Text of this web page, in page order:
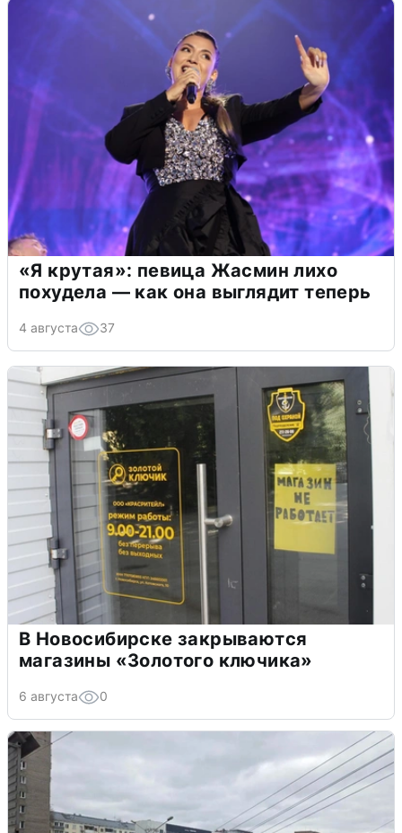
«Я крутая»: певица Жасмин лихо
похудела — как она выглядит теперь
4 августа 37
В Новосибирске закрываются
магазины «Золотого ключика»
6 августа 0